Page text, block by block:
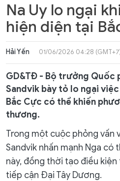
Na Uy lo ngại
hiện diện tại
Hải Yến 01/06/2026 04:28
GD&TĐ - Bộ trưởng Quốc
Sandvik bày tỏ lo ngại
Bắc Cực có thể khiến
thương.
Trong một cuộc phỏng vấn
Sandvik nhấn mạnh Nga có
này, đồng thời tạo điều
tiếp cận Đại Tây Dương.